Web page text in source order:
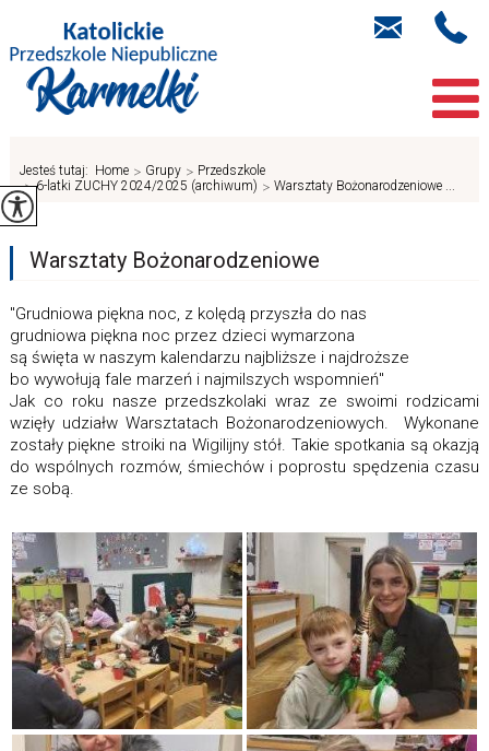
Jesteś tutaj: Home > Grupy > Przedszkole
> 6-latki ZUCHY 2024/2025 (archiwum) > Warsztaty Bożonarodzeniowe ...
Warsztaty Bożonarodzeniowe
"Grudniowa piękna noc, z kolędą przyszła do nas
grudniowa piękna noc przez dzieci wymarzona
są święta w naszym kalendarzu najbliższe i najdroższe
bo wywołują fale marzeń i najmilszych wspomnień"
Jak co roku nasze przedszkolaki wraz ze swoimi rodzicami
wzięły udziałw Warsztatach Bożonarodzeniowych. Wykonane
zostały piękne stroiki na Wigilijny stół. Takie spotkania są okazją
do wspólnych rozmów, śmiechów i poprostu spędzenia czasu
ze sobą.